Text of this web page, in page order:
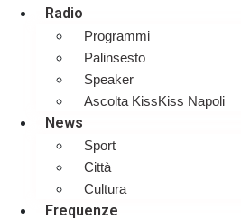
Radio
Programmi
Palinsesto
Speaker
Ascolta KissKiss Napoli
News
Sport
Città
Cultura
Frequenze